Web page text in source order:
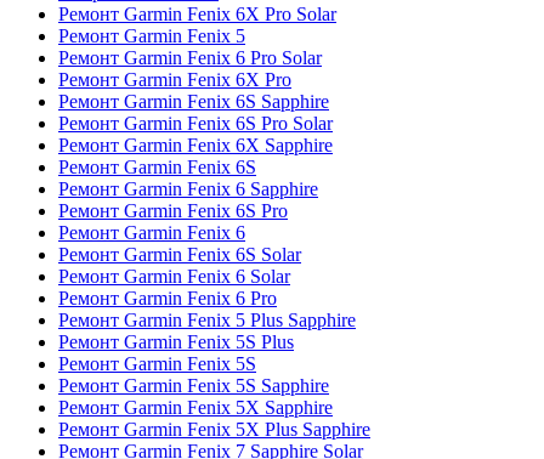
Ремонт Garmin Fenix 6X Pro Solar
Ремонт Garmin Fenix 5
Ремонт Garmin Fenix 6 Pro Solar
Ремонт Garmin Fenix 6X Pro
Ремонт Garmin Fenix 6S Sapphire
Ремонт Garmin Fenix 6S Pro Solar
Ремонт Garmin Fenix 6X Sapphire
Ремонт Garmin Fenix 6S
Ремонт Garmin Fenix 6 Sapphire
Ремонт Garmin Fenix 6S Pro
Ремонт Garmin Fenix 6
Ремонт Garmin Fenix 6S Solar
Ремонт Garmin Fenix 6 Solar
Ремонт Garmin Fenix 6 Pro
Ремонт Garmin Fenix 5 Plus Sapphire
Ремонт Garmin Fenix 5S Plus
Ремонт Garmin Fenix 5S
Ремонт Garmin Fenix 5S Sapphire
Ремонт Garmin Fenix 5X Sapphire
Ремонт Garmin Fenix 5X Plus Sapphire
Ремонт Garmin Fenix 7 Sapphire Solar